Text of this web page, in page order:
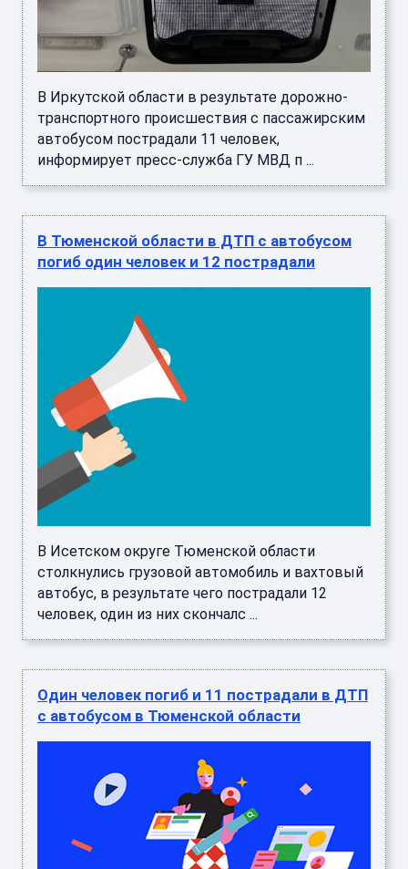
В Иркутской области в результате дорожно-
транспортного происшествия с пассажирским
автобусом пострадали 11 человек,
информирует пресс-служба ГУ МВД п ...
В Тюменской области в ДТП с автобусом
погиб один человек и 12 пострадали
В Исетском округе Тюменской области
столкнулись грузовой автомобиль и вахтовый
автобус, в результате чего пострадали 12
человек, один из них скончалс ...
Один человек погиб и 11 пострадали в ДТП
с автобусом в Тюменской области